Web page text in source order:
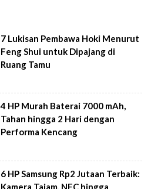
7 Lukisan Pembawa Hoki Menurut
Feng Shui untuk Dipajang di
Ruang Tamu
4 HP Murah Baterai 7000 mAh,
Tahan hingga 2 Hari dengan
Performa Kencang
6 HP Samsung Rp2 Jutaan Terbaik:
Kamera Tajam, NFC hingga